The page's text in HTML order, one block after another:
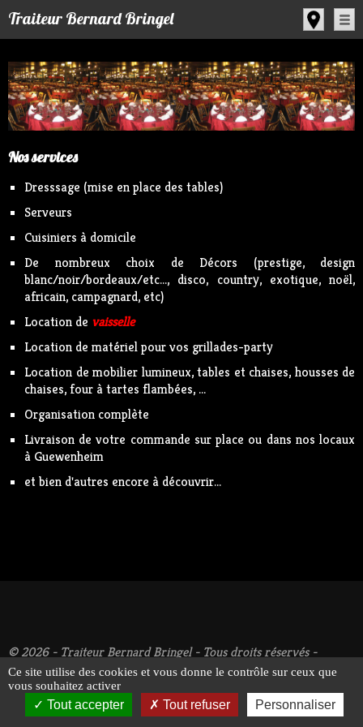
Traiteur Bernard Bringel
Nos services
Dresssage (mise en place des tables)
Serveurs
Cuisiniers à domicile
De nombreux choix de Décors (prestige, design
blanc/noir/bordeaux/etc..., disco, country, exotique, noël,
africain, campagnard, etc)
Location de vaisselle
Location de matériel pour vos grillades-party
Location de mobilier lumineux, tables et chaises, housses de
chaises, four à tartes flambées, ...
Organisation complète
Livraison de votre commande sur place ou dans nos locaux
à Guewenheim
et bien d'autres encore à découvrir...
© 2026 - Traiteur Bernard Bringel - Tous droits réservés -
Mentions légales
Suivez-nous !
Panneau de gestion des cookies
Ce site utilise des cookies et vous donne le contrôle sur ceux que
vous souhaitez activer
Tout accepter Tout refuser Personnaliser